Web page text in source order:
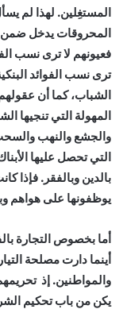
المستغِلين. لهذا لم
المحروقات يدخل ضمن
فعيونهم لا ترى نسب
ترى نسب الفوائد
الشباب، كما أن عقولهم
المهولة التي تنجيها
والجشع والنهب
التي تحصل عليها
بالدين وبالفقر. فإذا
يوظفونها على هواهم
أما بخصوص التجارة
أينما دارت مصلحة
والمواطنين. إذ
يكن من باب تحكيم